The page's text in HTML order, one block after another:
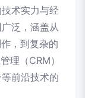
术实力与经
泛，涵盖从
，到复杂的
理（CRM）
前沿技术的